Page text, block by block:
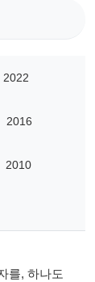
2022
2016
2010
를, 하나도